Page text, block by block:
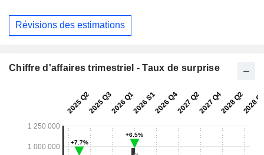
Révisions des estimations
Chiffre d'affaires trimestriel - Taux de surprise